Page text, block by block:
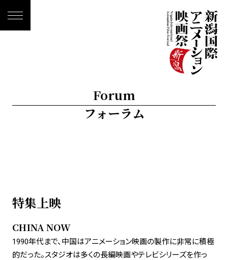
Forum
フォーラム
特集上映
CHINA NOW
1990年代まで、中国はアニメーション映画の製作に非常に積極
的だった。スタジオは多くの長編映画やテレビシリーズを作っ